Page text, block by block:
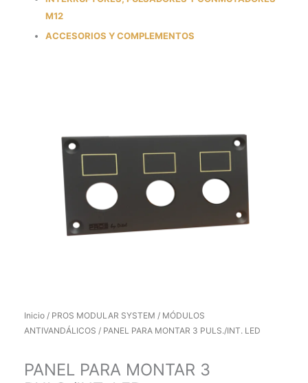
M12
ACCESORIOS Y COMPLEMENTOS
Inicio / PROS MODULAR SYSTEM / MÓDULOS
ANTIVANDÁLICOS / PANEL PARA MONTAR 3 PULS./INT. LED
PANEL PARA MONTAR 3